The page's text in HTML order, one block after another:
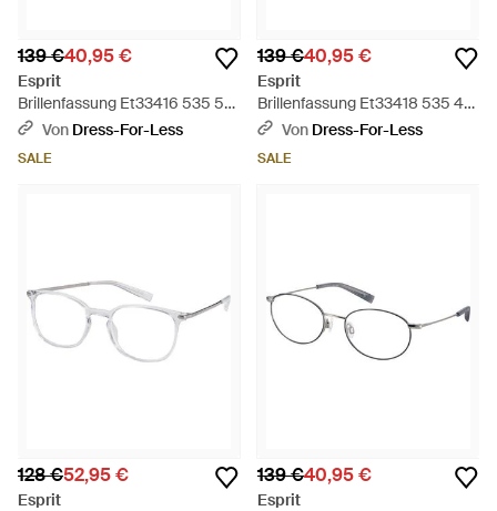
139 €40,95 €
Esprit
Brillenfassung Et33416 535 50
- Schwarz
Von Dress-For-Less
SALE
139 €40,95 €
Esprit
Brillenfassung Et33418 535 48
- Schwarz
Von Dress-For-Less
SALE
128 €52,95 €
Esprit
139 €40,95 €
Esprit